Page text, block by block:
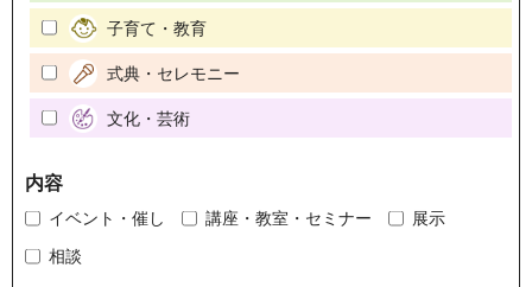
子育て・教育
式典・セレモニー
文化・芸術
内容
イベント・催し 講座・教室・セミナー
展示
相談